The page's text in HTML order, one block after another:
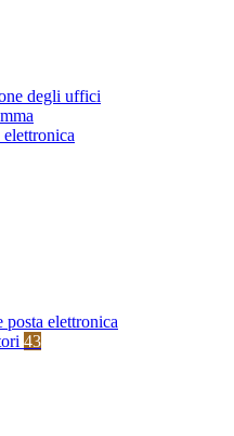
degli uffici
posta elettronica
43